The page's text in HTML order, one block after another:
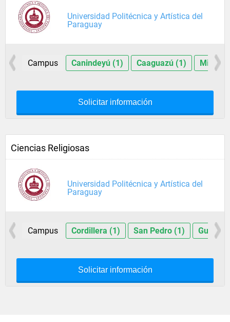
Universidad Politécnica y Artística del
Paraguay
Campus Canindeyú (1) Caaguazú (1)
Solicitar información
Ciencias Religiosas
Universidad Politécnica y Artística del
Paraguay
Campus Cordillera (1) San Pedro (1) Guairá
Solicitar información